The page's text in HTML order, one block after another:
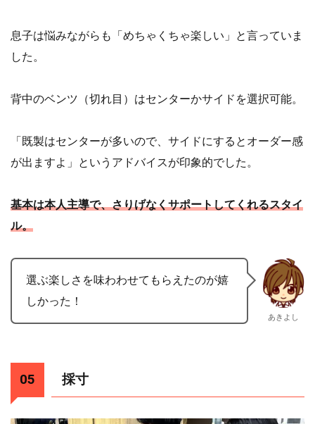
息子は悩みながらも「めちゃくちゃ楽しい」と言っていま
した。
背中のベンツ（切れ目）はセンターかサイドを選択可能。
「既製はセンターが多いので、サイドにするとオーダー感
が出ますよ」というアドバイスが印象的でした。
基本は本人主導で、さりげなくサポートしてくれるスタイ
ル。
選ぶ楽しさを味わわせてもらえたのが嬉
しかった！
あきよし
採寸